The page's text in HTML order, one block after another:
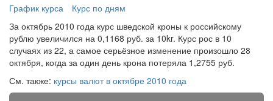
График курса
Курс по дням
За октябрь 2010 года курс шведской кроны к российскому
рублю увеличился на 0,1168 руб. за 10kr. Курс рос в 10
случаях из 22, а самое серьёзное изменение произошло 28
октября, когда за один день крона потеряла 1,2755 руб.
См. также: курсы валют в октябре 2010 года